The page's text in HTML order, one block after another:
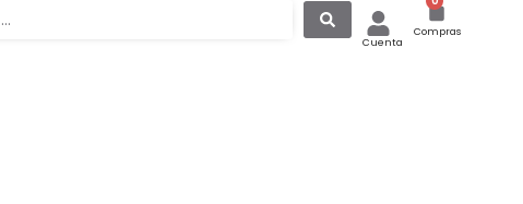
Cuenta
Compras